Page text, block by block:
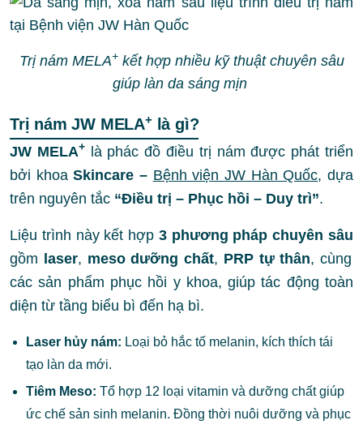
Trị nám MELA+kết hợp nhiều kỹ thuật chuyên sâu
giúp làn da sáng mịn
Trị nám JW MELA+là gì?
JW MELA+là phác đồ điều trị nám được phát triển
bởi khoaSkincare – Bệnh viện JW Hàn Quốc, dựa
trên nguyên tắc “Điều trị – Phục hồi – Duy trì”.
Liệu trình này kết hợp 3 phương pháp chuyên sâu
gồm
laser, meso dưỡng chất, PRP tự thân, cùng
các sản phẩm phục hồi y khoa, giúp tác động toàn
diện từ tầng biểu bì đến hạ bì.
Laser hủy nám: Loại bỏ hắc tố melanin, kích thích tái
tạo làn da mới.
Tiêm Meso: Tổ hợp 12 loại vitamin và dưỡng chất giúp
ức chế sản sinh melanin. Đồng thời nuôi dưỡng và phục